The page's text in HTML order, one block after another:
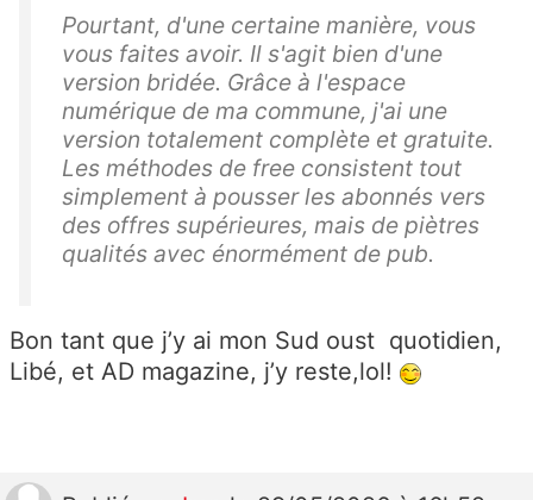
Pourtant, d'une certaine manière, vous
vous faites avoir. Il s'agit bien d'une
version bridée. Grâce à l'espace
numérique de ma commune, j'ai une
version totalement complète et gratuite.
Les méthodes de free consistent tout
simplement à pousser les abonnés vers
des offres supérieures, mais de piètres
qualités avec énormément de pub.
Bon tant que j’y ai mon Sud oust quotidien,
Libé, et AD magazine, j’y reste,lol!